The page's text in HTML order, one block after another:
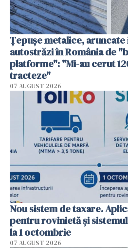
Țepușe metalice,
autostrăzi în România de
platforme": "Mi-au cerut
tracteze"
07 AUGUST 2026
Nou sistem de taxare.
pentru rovinietă şi
la 1 octombrie
07 AUGUST 2026